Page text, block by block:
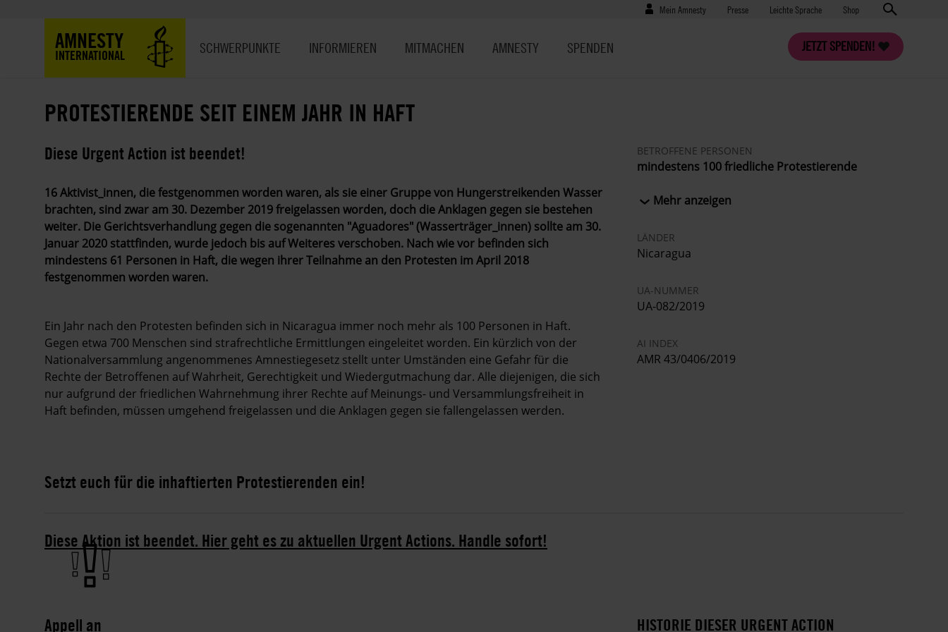
Benutzermenü
Mein Amnesty Presse
Presse Leichte Sprache Shop
AMNESTY
INTERNATIONAL
JETZT SPENDEN!
SCHWERPUNKTE INFORMIEREN MITMACHEN AMNESTY SPENDEN
PROTESTIERENDE SEIT EINEM JAHR IN HAFT
Diese Urgent Action ist beendet!
16 Aktivist_innen, die festgenommen worden waren, als sie einer Gruppe von Hungerstreikenden Wasser
brachten, sind zwar am 30. Dezember 2019 freigelassen worden, doch die Anklagen gegen sie bestehen
weiter. Die Gerichtsverhandlung gegen die sogenannten "Aguadores" (Wasserträger_innen) sollte am 30.
Januar 2020 stattfinden, wurde jedoch bis auf Weiteres verschoben. Nach wie vor befinden sich
mindestens 61 Personen in Haft, die wegen ihrer Teilnahme an den Protesten im April 2018
festgenommen worden waren.
Ein Jahr nach den Protesten befinden sich in Nicaragua immer noch mehr als 100 Personen in Haft.
Gegen etwa 700 Menschen sind strafrechtliche Ermittlungen eingeleitet worden. Ein kürzlich von der
Nationalversammlung angenommenes Amnestiegesetz stellt unter Umständen eine Gefahr für die
Rechte der Betroffenen auf Wahrheit, Gerechtigkeit und Wiedergutmachung dar. Alle diejenigen, die sich
nur aufgrund der friedlichen Wahrnehmung ihrer Rechte auf Meinungs- und Versammlungsfreiheit in
Haft befinden, müssen umgehend freigelassen und die Anklagen gegen sie fallengelassen werden.
BETROFFENE PERSONEN
mindestens 100 friedliche Protestierende
inzwischen freigelassen
Amaya Coppens
23 Jahre
Christopher Olivas
19 Jahre
Mehr anzeigen
LÄNDER
Nicaragua
UA-NUMMER
UA-082/2019
AI INDEX
AMR 43/0406/2019
Setzt euch für die inhaftierten Protestierenden ein!
Diese Aktion ist beendet. Hier geht es zu aktuellen Urgent Actions. Handle sofort!
Appell an HISTORIE DIESER URGENT ACTION